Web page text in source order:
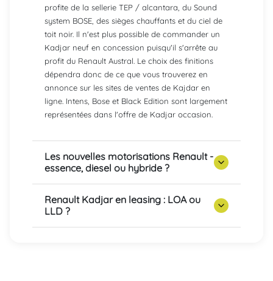
profite de la sellerie TEP / alcantara, du Sound
system BOSE, des sièges chauffants et du ciel de
toit noir. Il n'est plus possible de commander un
Kadjar neuf en concession puisqu'il s'arrête au
profit du Renault Austral. Le choix des finitions
dépendra donc de ce que vous trouverez en
annonce sur les sites de ventes de Kajdar en
ligne. Intens, Bose et Black Edition sont largement
représentées dans l'offre de Kadjar occasion.
Les nouvelles motorisations Renault -
essence, diesel ou hybride ?
Renault Kadjar en leasing : LOA ou
LLD ?